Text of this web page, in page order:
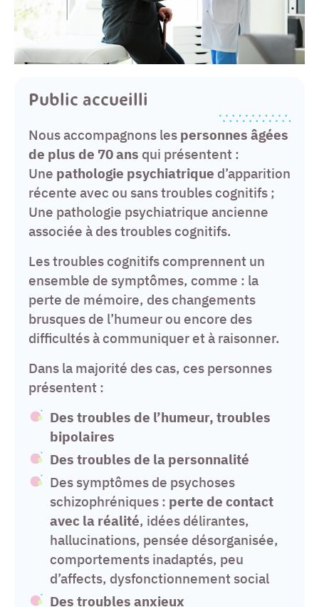
Public accueilli
Nous accompagnons les personnes âgées
de plus de 70 ans qui présentent :
Une pathologie psychiatrique d’apparition
récente avec ou sans troubles cognitifs ;
Une pathologie psychiatrique ancienne
associée à des troubles cognitifs.
Les troubles cognitifs comprennent un
ensemble de symptômes, comme : la
perte de mémoire, des changements
brusques de l’humeur ou encore des
difficultés à communiquer et à raisonner.
Dans la majorité des cas, ces personnes
présentent :
Des troubles de l’humeur, troubles
bipolaires
Des troubles de la personnalité
Des symptômes de psychoses
schizophréniques : perte de contact
avec la réalité, idées délirantes,
hallucinations, pensée désorganisée,
comportements inadaptés, peu
d’affects, dysfonctionnement social
Des troubles anxieux